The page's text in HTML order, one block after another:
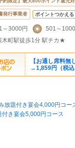
発行事業者 ポイントつかえる
～3000円
501～
木町駅徒歩1分 駅チカ★
【お通し席料無
→1,859円（税込
題付き宴会4,000円コー
き宴会5,000円コース